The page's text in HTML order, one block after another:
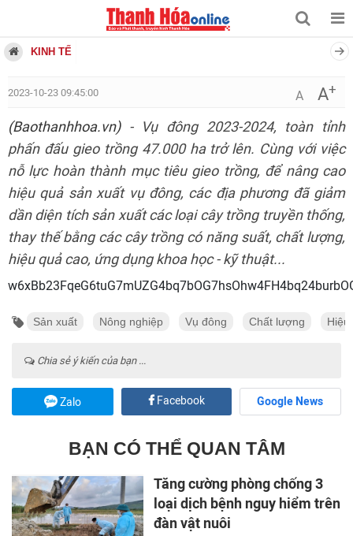
KINH TẾ
2023-10-23 09:45:00 A A+
(Baothanhhoa.vn)- Vụ đông 2023-2024, toàn tỉnh
phấn đấu gieo trồng 47.000 ha trở lên. Cùng với việc
nỗ lực hoàn thành mục tiêu gieo trồng, để nâng cao
hiệu quả sản xuất vụ đông, các địa phương đã giảm
dần diện tích sản xuất các loại cây trồng truyền thống,
thay thế bằng các cây trồng có năng suất, chất lượng,
hiệu quả cao, ứng dụng khoa học - kỹ thuật...
Sản xuất Nông nghiệp Vụ đông Chất lượng Hiệu
Chia sẻ ý kiến của bạn ...
Zalo Facebook Google News
BẠN CÓ THỂ QUAN TÂM
Tăng cường phòng chống 3
loại dịch bệnh nguy hiểm trên
đàn vật nuôi